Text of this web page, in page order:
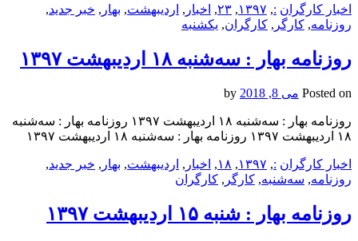
اخبار کارگران :
, ۱۳۹۷, ۲۳, اخبار , ارديبهشت, بهار , خبر جدید,
روزنامه, کارگر , کارگران, یکشنبه‌
روزنامه بهار : سه‌شنبه ۱۸ ارديبهشت ۱۳۹۷
Posted on می 8, 2018
روزنامه بهار : سه‌شنبه ۱۸ ارديبهشت ۱۳۹۷ روزنامه بهار : سه‌شنبه
۱۸ ارديبهشت ۱۳۹۷ روزنامه بهار : سه‌شنبه ۱۸ ارديبهشت ۱۳۹۷
اخبار کارگران :
, ۱۳۹۷, ۱۸, اخبار , ارديبهشت, بهار , خبر جدید,
روزنامه, سه‌شنبه, کارگر , کارگران
روزنامه بهار : شنبه ۱۵ ارديبهشت ۱۳۹۷